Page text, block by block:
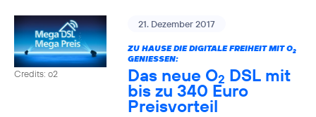
Credits: o2
21. Dezember 2017
ZU HAUSE DIE DIGITALE FREIHEIT MIT O2
GENIESSEN:
Das neue O2 DSL mit
bis zu 340 Euro
Preisvorteil